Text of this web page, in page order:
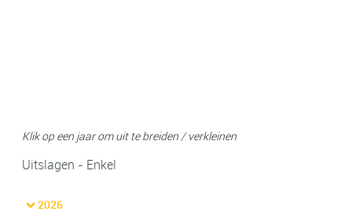
Klik op een jaar om uit te breiden / verkleinen
Uitslagen - Enkel
2026